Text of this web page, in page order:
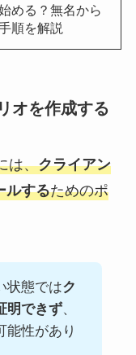
める？無名から
順を解説
オを作成する
は、クライアン
ルするためのポ
状態ではク
明できず、
能性があり